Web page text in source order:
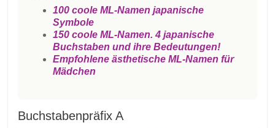
100 coole ML-Namen japanische
Symbole
150 coole ML-Namen. 4 japanische
Buchstaben und ihre Bedeutungen!
Empfohlene ästhetische ML-Namen für
Mädchen
Buchstabenpräfix A